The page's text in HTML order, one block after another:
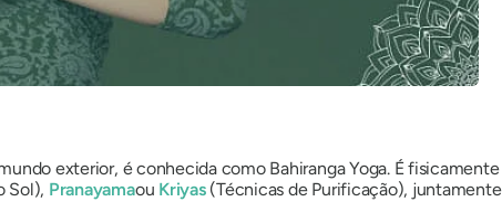
exterior, é conhecida como Bahiranga Yoga. É
Sol), Pranayamaou Kriyas(Técnicas de Purificação),